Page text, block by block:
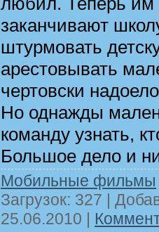
заканчивают
штурмовать
арестовывать
чертовски
Но однажды
команду узнать,
Большое дело и
Мобильные фильмы
Загрузок: 327 |
25.06.2010 |